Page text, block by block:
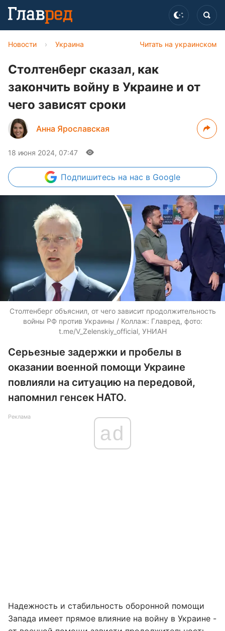
Читать на украинском
Новости › Украина
Столтенберг сказал, как
закончить войну в Украине и от
чего зависят сроки
Анна Ярославская
18 июня 2024, 07:47
Подпишитесь на нас в Google
Столтенберг объяснил, от чего зависит продолжительность
войны РФ против Украины / Коллаж: Главред, фото:
t.me/V_Zelenskiy_official, УНИАН
Серьезные задержки и пробелы в
оказании военной помощи Украине
повлияли на ситуацию на передовой,
напомнил генсек НАТО.
Реклама
ad
Надежность и стабильность оборонной помощи
Запада имеет прямое влияние на войну в Украине -